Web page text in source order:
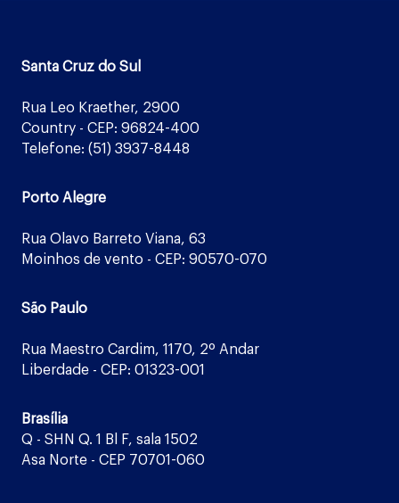
Santa Cruz do Sul
Rua Leo Kraether, 2900
Country - CEP: 96824-400
Telefone: (51) 3937-8448
Porto Alegre
Rua Olavo Barreto Viana, 63
Moinhos de vento - CEP: 90570-070
São Paulo
Rua Maestro Cardim, 1170, 2º Andar
Liberdade - CEP: 01323-001
Brasília
Q - SHN Q. 1 Bl F, sala 1502
Asa Norte - CEP 70701-060